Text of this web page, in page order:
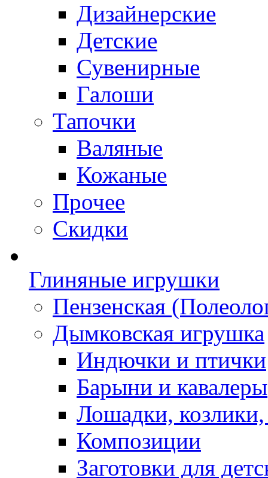
Дизайнерские
Детские
Сувенирные
Галоши
Тапочки
Валяные
Кожаные
Прочее
Скидки
Глиняные игрушки
Пензенская
Дымковская игрушка
Индючки и птички
Барыни и кавалеры
Лошадки,
Композиции
Заготовки для